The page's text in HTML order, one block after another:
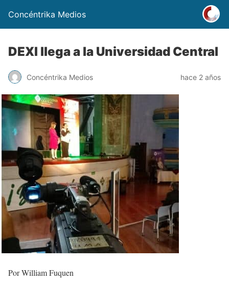
Concéntrika Medios
DEXI llega a la Universidad Central
Concéntrika Medios hace 2 años
Por William Fuquen